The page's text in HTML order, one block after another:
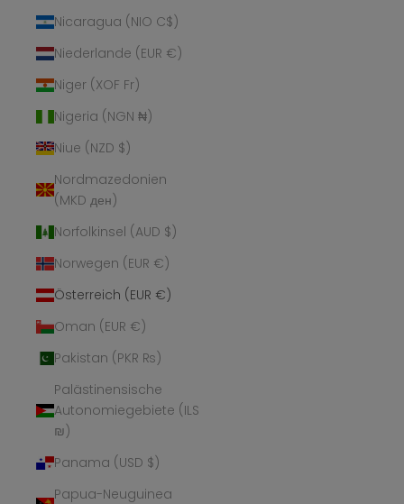
Nicaragua (NIO C$)
Niederlande (EUR €)
Niger (XOF Fr)
Nigeria (NGN ₦)
Niue (NZD $)
Nordmazedonien
(MKD ден)
Norfolkinsel (AUD $)
Norwegen (EUR €)
Österreich (EUR €)
Oman (EUR €)
Pakistan (PKR ₨)
Palästinensische
Autonomiegebiete (ILS
₪)
Panama (USD $)
Papua-Neuguinea